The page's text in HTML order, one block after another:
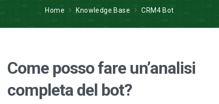
Home Knowledge Base CRM4 Bot
Come posso fare un’analisi
completa del bot?